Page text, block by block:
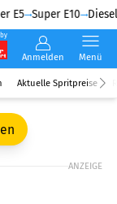
E5 Super E10 Diesel
Anmelden Menü
Aktuelle Spritpreise
ANZEIGE